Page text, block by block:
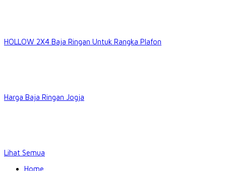
HOLLOW 2X4 Baja Ringan Untuk Rangka Plafon
Harga Baja Ringan Jogja
Lihat Semua
Home